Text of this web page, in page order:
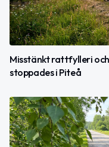
Misstänkt rattfylleri
stoppades i Piteå